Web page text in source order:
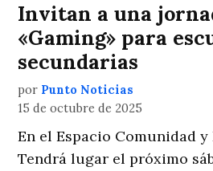
Invitan a una
«Gaming» para
secundarias
por Punto Noticias
15 de octubre de 2025
En el Espacio Comunidad y
Tendrá lugar el próximo